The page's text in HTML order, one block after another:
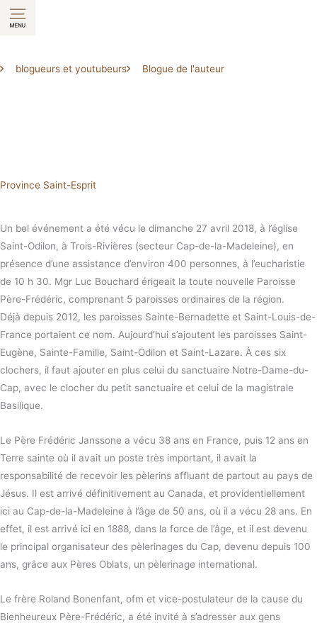
Aller
au
blogueurs et youtubeurs Blogue de l'auteur
Province Saint-Esprit
Un bel événement a été vécu le dimanche 27 avril 2018, à l’église
Saint-Odilon, à Trois-Rivières (secteur Cap-de-la-Madeleine), en
présence d’une assistance d’environ 400 personnes, à l’eucharistie
de 10 h 30. Mgr Luc Bouchard érigeait la toute nouvelle Paroisse
Père-Frédéric, comprenant 5 paroisses ordinaires de la région.
Déjà depuis 2012, les paroisses Sainte-Bernadette et Saint-Louis-de-
France portaient ce nom. Aujourd’hui s’ajoutent les paroisses Saint-
Eugène, Sainte-Famille, Saint-Odilon et Saint-Lazare. À ces six
clochers, il faut ajouter en plus celui du sanctuaire Notre-Dame-du-
Cap, avec le clocher du petit sanctuaire et celui de la magistrale
Basilique.
Le Père Frédéric Janssone a vécu 38 ans en France, puis 12 ans en
Terre sainte où il avait un poste très important, il avait la
responsabilité de recevoir les pèlerins affluant de partout au pays de
Jésus. Il est arrivé définitivement au Canada, et providentiellement
ici au Cap-de-la-Madeleine à l’âge de 50 ans, où il a vécu 28 ans. En
effet, il est arrivé ici en 1888, dans la force de l’âge, et il est devenu
le principal organisateur des pèlerinages du Cap, devenu depuis 100
ans, grâce aux Pères Oblats, un pèlerinage international.
Le frère Roland Bonenfant, ofm et vice-postulateur de la cause du
Bienheureux Père-Frédéric, a été invité à s’adresser aux gens